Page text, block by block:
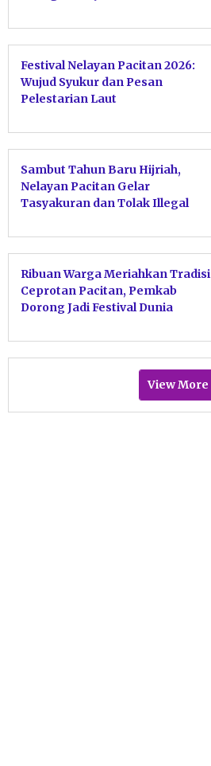
Festival Nelayan Pacitan 2026:
Wujud Syukur dan Pesan
Pelestarian Laut
Sambut Tahun Baru Hijriah,
Nelayan Pacitan Gelar
Tasyakuran dan Tolak Illegal
Ribuan Warga Meriahkan Tradisi
Ceprotan Pacitan, Pemkab
Dorong Jadi Festival Dunia
View More